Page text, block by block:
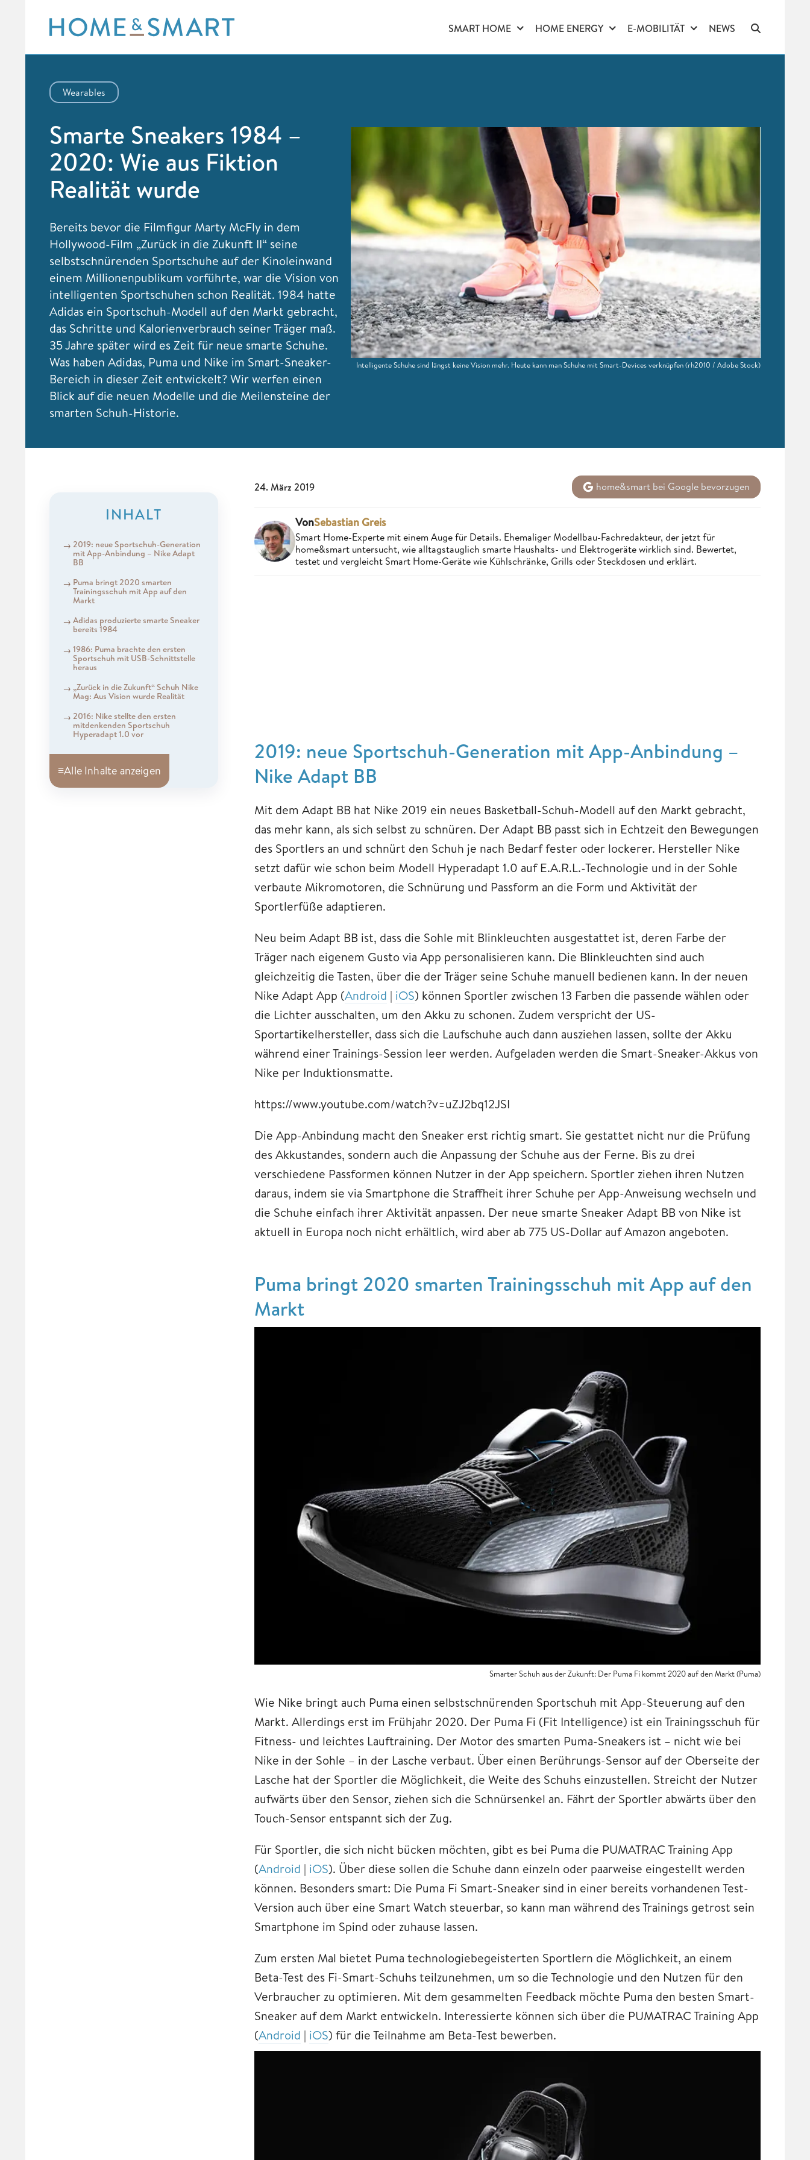
content
SMART HOME HOME ENERGY E-MOBILITÄT NEWS
Wearables
Smarte Sneakers 1984 –
2020: Wie aus Fiktion
Realität wurde
Bereits bevor die Filmfigur Marty McFly in dem
Hollywood-Film „Zurück in die Zukunft II“ seine
selbstschnürenden Sportschuhe auf der Kinoleinwand
einem Millionenpublikum vorführte, war die Vision von
intelligenten Sportschuhen schon Realität. 1984 hatte
Adidas ein Sportschuh-Modell auf den Markt gebracht,
das Schritte und Kalorienverbrauch seiner Träger maß.
35 Jahre später wird es Zeit für neue smarte Schuhe.
Was haben Adidas, Puma und Nike im Smart-Sneaker-
Bereich in dieser Zeit entwickelt? Wir werfen einen
Blick auf die neuen Modelle und die Meilensteine der
smarten Schuh-Historie.
Intelligente Schuhe sind längst keine Vision mehr. Heute kann man Schuhe mit Smart-Devices verknüpfen(rh2010 / Adobe Stock)
INHALT
2019: neue Sportschuh-Generation
mit App-Anbindung – Nike Adapt
BB
Puma bringt 2020 smarten
Trainingsschuh mit App auf den
Markt
Adidas produzierte smarte Sneaker
bereits 1984
1986: Puma brachte den ersten
Sportschuh mit USB-Schnittstelle
heraus
„Zurück in die Zukunft“ Schuh Nike
Mag: Aus Vision wurde Realität
2016: Nike stellte den ersten
mitdenkenden Sportschuh
Hyperadapt 1.0 vor
≡Alle Inhalte anzeigen
24. März 2019 home&smart bei Google bevorzugen
VonSebastian Greis
Smart Home-Experte mit einem Auge für Details. Ehemaliger Modellbau-Fachredakteur, der jetzt für
home&smart untersucht, wie alltagstauglich smarte Haushalts- und Elektrogeräte wirklich sind. Bewertet,
testet und vergleicht Smart Home-Geräte wie Kühlschränke, Grills oder Steckdosen und erklärt.
2019: neue Sportschuh-Generation mit App-Anbindung –
Nike Adapt BB
Mit dem Adapt BB hat Nike 2019 ein neues Basketball-Schuh-Modell auf den Markt gebracht,
das mehr kann, als sich selbst zu schnüren. Der Adapt BB passt sich in Echtzeit den Bewegungen
des Sportlers an und schnürt den Schuh je nach Bedarf fester oder lockerer. Hersteller Nike
setzt dafür wie schon beim Modell Hyperadapt 1.0 auf E.A.R.L.-Technologie und in der Sohle
verbaute Mikromotoren, die Schnürung und Passform an die Form und Aktivität der
Sportlerfüße adaptieren.
Neu beim Adapt BB ist, dass die Sohle mit Blinkleuchten ausgestattet ist, deren Farbe der
Träger nach eigenem Gusto via App personalisieren kann. Die Blinkleuchten sind auch
gleichzeitig die Tasten, über die der Träger seine Schuhe manuell bedienen kann. In der neuen
Nike Adapt App (Android | iOS) können Sportler zwischen 13 Farben die passende wählen oder
die Lichter ausschalten, um den Akku zu schonen. Zudem verspricht der US-
Sportartikelhersteller, dass sich die Laufschuhe auch dann ausziehen lassen, sollte der Akku
während einer Trainings-Session leer werden. Aufgeladen werden die Smart-Sneaker-Akkus von
Nike per Induktionsmatte.
https://www.youtube.com/watch?v=uZJ2bq12JSI
Die App-Anbindung macht den Sneaker erst richtig smart. Sie gestattet nicht nur die Prüfung
des Akkustandes, sondern auch die Anpassung der Schuhe aus der Ferne. Bis zu drei
verschiedene Passformen können Nutzer in der App speichern. Sportler ziehen ihren Nutzen
daraus, indem sie via Smartphone die Straffheit ihrer Schuhe per App-Anweisung wechseln und
die Schuhe einfach ihrer Aktivität anpassen. Der neue smarte Sneaker Adapt BB von Nike ist
aktuell in Europa noch nicht erhältlich, wird aber ab 775 US-Dollar auf Amazon angeboten.
Puma bringt 2020 smarten Trainingsschuh mit App auf den
Markt
Smarter Schuh aus der Zukunft: Der Puma Fi kommt 2020 auf den Markt (Puma)
Wie Nike bringt auch Puma einen selbstschnürenden Sportschuh mit App-Steuerung auf den
Markt. Allerdings erst im Frühjahr 2020. Der Puma Fi (Fit Intelligence) ist ein Trainingsschuh für
Fitness- und leichtes Lauftraining. Der Motor des smarten Puma-Sneakers ist – nicht wie bei
Nike in der Sohle – in der Lasche verbaut. Über einen Berührungs-Sensor auf der Oberseite der
Lasche hat der Sportler die Möglichkeit, die Weite des Schuhs einzustellen. Streicht der Nutzer
aufwärts über den Sensor, ziehen sich die Schnürsenkel an. Fährt der Sportler abwärts über den
Touch-Sensor entspannt sich der Zug.
Für Sportler, die sich nicht bücken möchten, gibt es bei Puma die PUMATRAC Training App
(Android | iOS). Über diese sollen die Schuhe dann einzeln oder paarweise eingestellt werden
können. Besonders smart: Die Puma Fi Smart-Sneaker sind in einer bereits vorhandenen Test-
Version auch über eine Smart Watch steuerbar, so kann man während des Trainings getrost sein
Smartphone im Spind oder zuhause lassen.
Zum ersten Mal bietet Puma technologiebegeisterten Sportlern die Möglichkeit, an einem
Beta-Test des Fi-Smart-Schuhs teilzunehmen, um so die Technologie und den Nutzen für den
Verbraucher zu optimieren. Mit dem gesammelten Feedback möchte Puma den besten Smart-
Sneaker auf dem Markt entwickeln. Interessierte können sich über die PUMATRAC Training App
(Android | iOS) für die Teilnahme am Beta-Test bewerben.